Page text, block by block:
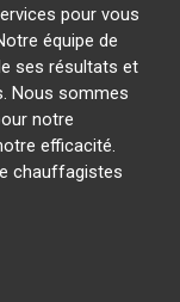
pour vous
équipe de
ses résultats et
Nous sommes
notre
efficacité.
chauffagistes